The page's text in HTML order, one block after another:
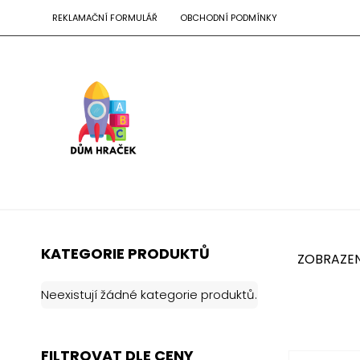
REKLAMAČNÍ FORMULÁŘ OBCHODNÍ PODMÍNKY
KATEGORIE PRODUKTŮ
Neexistují žádné kategorie produktů.
FILTROVAT DLE CENY